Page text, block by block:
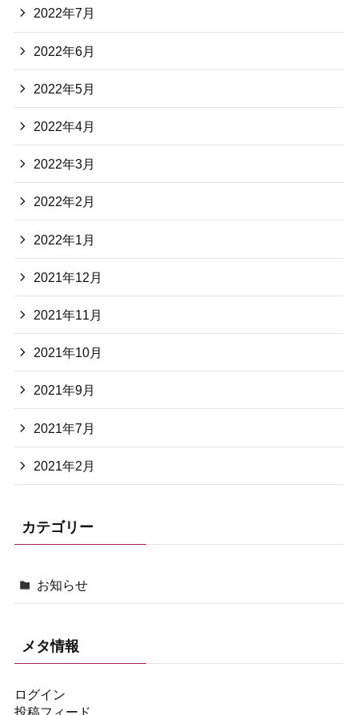
2022年7月
2022年6月
2022年5月
2022年4月
2022年3月
2022年2月
2022年1月
2021年12月
2021年11月
2021年10月
2021年9月
2021年7月
2021年2月
カテゴリー
お知らせ
メタ情報
ログイン
投稿フィード